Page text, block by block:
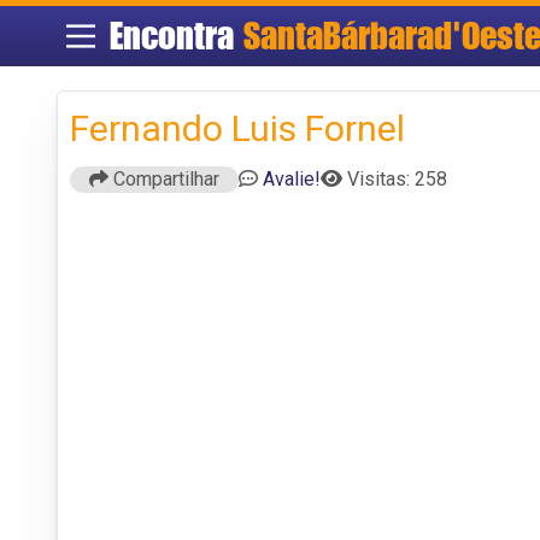
Encontra SantaBárbarad'Oeste
Fernando Luis Fornel
Compartilhar Avalie! Visitas: 258